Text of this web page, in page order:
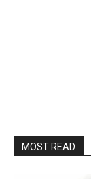
MOST READ